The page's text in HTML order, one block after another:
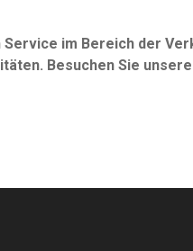
im Bereich der
Besuchen Sie